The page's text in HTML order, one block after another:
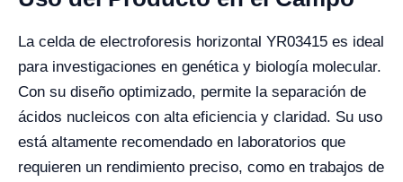
La celda de electroforesis horizontal YR03415 es ideal
para investigaciones en genética y biología molecular.
Con su diseño optimizado, permite la separación de
ácidos nucleicos con alta eficiencia y claridad. Su uso
está altamente recomendado en laboratorios que
requieren un rendimiento preciso, como en trabajos de